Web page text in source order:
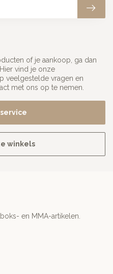
of je aankoop, ga dan
vind je onze
veelgestelde vragen en
met ons op te nemen.
winkels
en MMA-artikelen.